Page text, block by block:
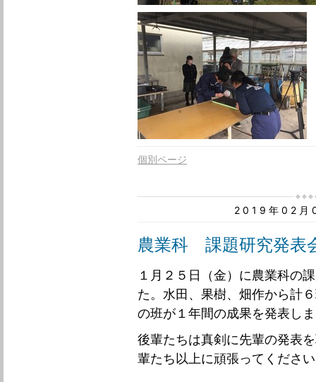
個別ページ
2019年02月
農業科 課題研究発表
１月２５日（金）に農業科の
た。水田、果樹、畑作から計
の班が１年間の成果を発表し
後輩たちは真剣に先輩の発表
輩たち以上に頑張ってくださ